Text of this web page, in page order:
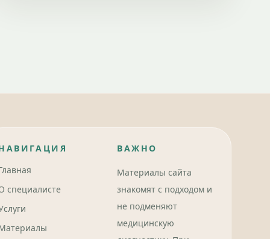
специалисте
ВАЖНО
Материалы сайта
знакомят с подходом и
не подменяют
медицинскую